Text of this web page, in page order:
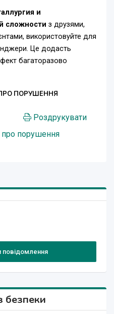
и
сложности з друзями,
використовуйте для
Це додасть
багаторазово
ПОРУШЕННЯ
Роздрукувати
про порушення
повідомлення
безпеки